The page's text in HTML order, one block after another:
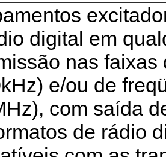
digital em
nas
e/ou de
com saída
de rádio